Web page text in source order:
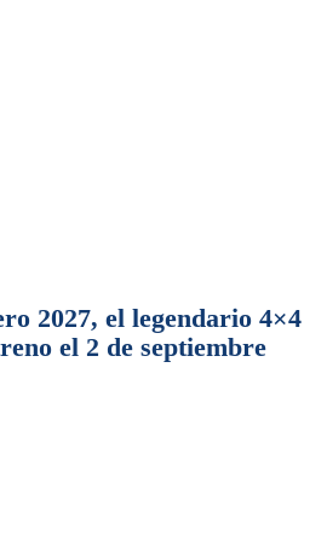
2027, el legendario 4×4
el 2 de septiembre